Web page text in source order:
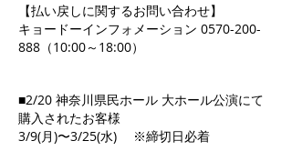
【払い戻しに関するお問い合わせ】
キョードーインフォメーション 0570-200-
888（10:00～18:00）
■2/20 神奈川県民ホール 大ホール公演にて
購入されたお客様
3/9(月)〜3/25(水) ※締切日必着